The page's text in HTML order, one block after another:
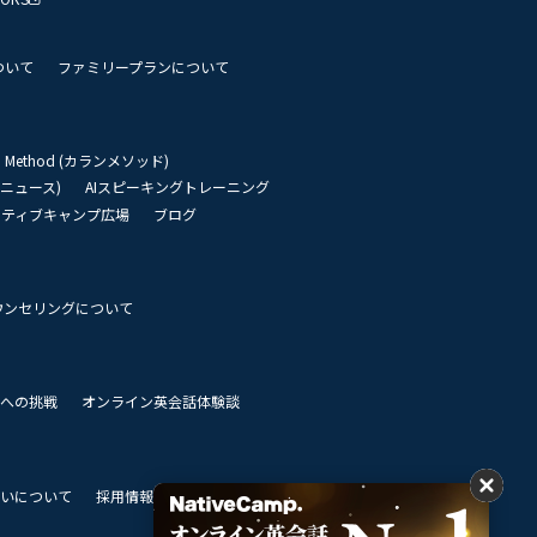
いて ファミリープランについて
Method (カランメソッド)
ュース)
AIスピーキングトレーニング
ィブキャンプ広場
ブログ
セリングについて
の挑戦 オンライン英会話体験談
について 採用情報 私達のビジョン